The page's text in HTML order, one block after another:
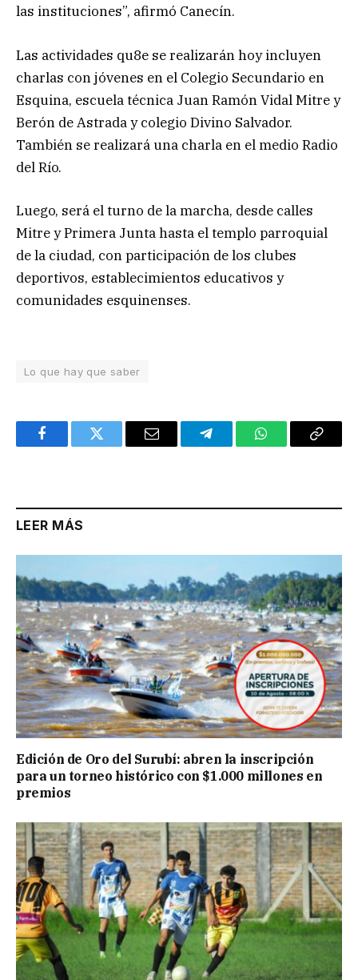
las instituciones”, afirmó Canecín.
Las actividades qu8e se realizarán hoy incluyen
charlas con jóvenes en el Colegio Secundario en
Esquina, escuela técnica Juan Ramón Vidal Mitre y
Berón de Astrada y colegio Divino Salvador.
También se realizará una charla en el medio Radio
del Río.
Luego, será el turno de la marcha, desde calles
Mitre y Primera Junta hasta el templo parroquial
de la ciudad, con participación de los clubes
deportivos, establecimientos educativos y
comunidades esquinenses.
Lo que hay que saber
FacebookTwitter Email TelegramWhatsAppCopy
LEER MÁS
Edición de Oro del Surubí: abren la inscripción
para un torneo histórico con $1.000 millones en
premios